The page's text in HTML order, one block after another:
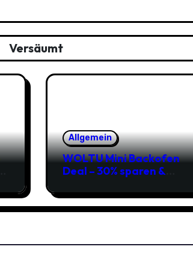
Versäumt
Allgemein
WOLTU Mini Backofen
Deal – 30% sparen &